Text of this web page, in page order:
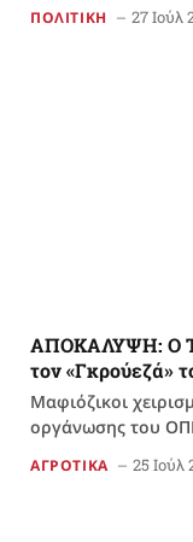
ΠΟΛΙΤΙΚΗ 27 Ιούλ
ΑΠΟΚΑΛΥΨΗ: Ο
τον «Γκρούεζά»
Μαφιόζικοι
οργάνωσης του
ΑΓΡΟΤΙΚΑ 25 Ιούλ